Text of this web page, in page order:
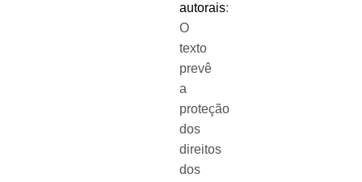
autorais:
O
texto
prevê
a
proteção
dos
direitos
dos